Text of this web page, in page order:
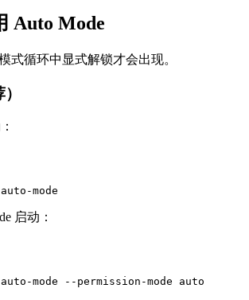
Auto Mode
式循环中显式解锁才会出现。
启动：